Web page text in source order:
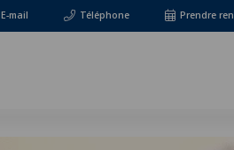
E-mail Téléphone Prendre